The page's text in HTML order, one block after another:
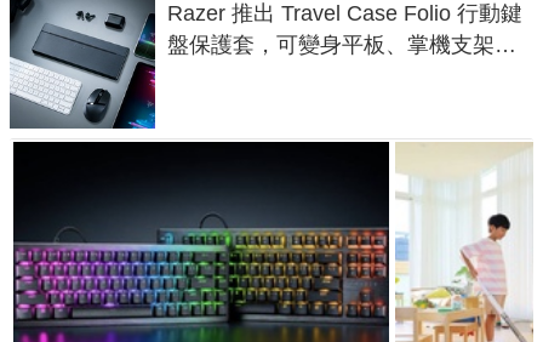
Razer 推出 Travel Case Folio 行動鍵
盤保護套，可變身平板、掌機支架，